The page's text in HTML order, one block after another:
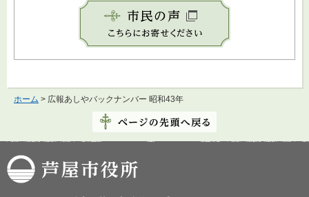
ホーム > 広報あしやバックナンバー 昭和43年
芦屋市役所